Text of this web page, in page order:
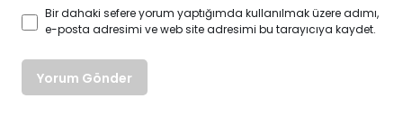
Bir dahaki sefere yorum yaptığımda kullanılmak üzere adımı,
e-posta adresimi ve web site adresimi bu tarayıcıya kaydet.
Yorum Gönder